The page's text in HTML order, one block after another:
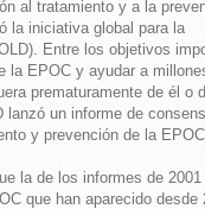
al tratamiento y a la
la iniciativa global para la
Entre los objetivos
la EPOC y ayudar a
prematuramente de él o
un informe de
y prevención de la
la de los informes de
que han aparecido desde